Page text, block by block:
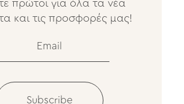
πρώτοι για όλα τα νέα
και τις προσφορές μας!
Subscribe